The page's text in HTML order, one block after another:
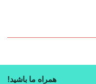
همراه ما باشید!